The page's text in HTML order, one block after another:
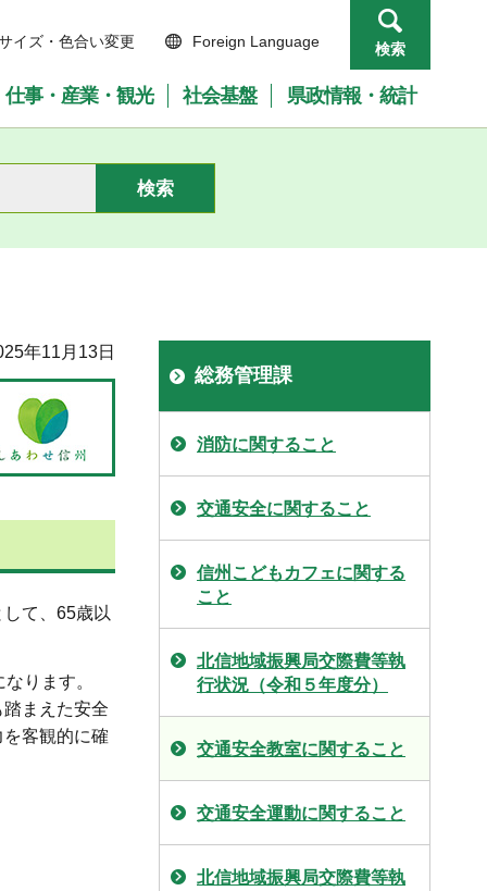
イズ・色合い変更 Foreign Language 検索
仕事・産業・観光 社会基盤 県政情報・統計
年11月13日
て、65歳以
ります。
まえた安全
客観的に確
総務管理課
消防に関すること
交通安全に関すること
信州こどもカフェに関する
こと
北信地域振興局交際費等執
行状況（令和５年度分）
交通安全教室に関すること
交通安全運動に関すること
北信地域振興局交際費等執